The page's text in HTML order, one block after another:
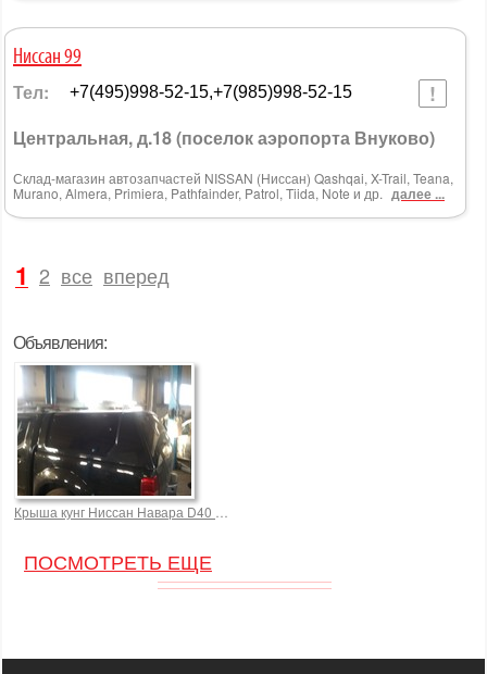
Объявления:
Крыша кунг Ниссан Навара D40 2008г.в Navara (Frontier) 40000,0 р.
ПОСМОТРЕТЬ ЕЩЕ
Ниссан 99
Тел: +7(495)998-52-15,+7(985)998-52-15
Центральная, д.18 (поселок аэропорта Внуково)
Склад-магазин автозапчастей NISSAN (Ниссан) Qashqai, X-Trail, Teana,
Murano, Almera, Primiera, Pathfainder, Patrol, Tiida, Note и др. далее ...
1 2 все вперед